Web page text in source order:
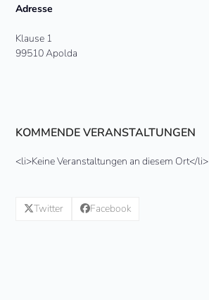
Adresse
Klause 1
99510 Apolda
KOMMENDE VERANSTALTUNGEN
<li>Keine Veranstaltungen an diesem Ort</li>
Twitter Facebook